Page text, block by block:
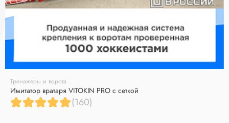
Тренажеры и ворота
Имитатор вратаря VITOKIN PRO с сеткой
(160)